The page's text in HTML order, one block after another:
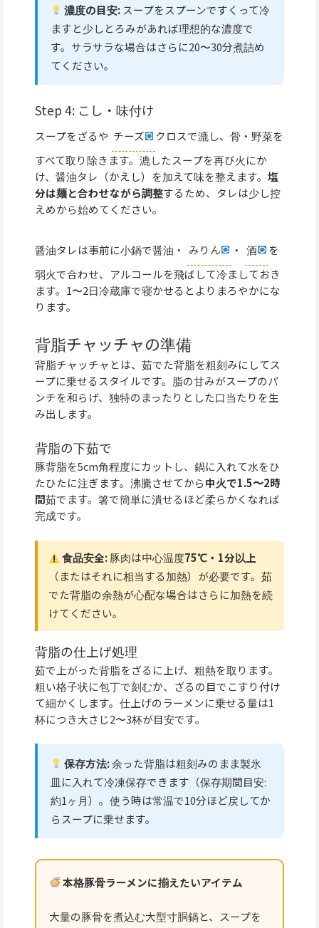
濃度の目安: スープをスプーンですくって冷
ますと少しとろみがあれば理想的な濃度で
す。サラサラな場合はさらに20〜30分煮詰め
てください。
Step 4: こし・味付け
スープをざるや チーズ
クロスで漉し、骨・野菜を
すべて取り除きます。漉したスープを再び火にか
け、醤油タレ（かえし）を加えて味を整えます。 塩
分は麺と合わせながら調整するため、タレは少し控
えめから始めてください。
醤油タレは事前に小鍋で醤油・ みりん ・ 酒
を
弱火で合わせ、アルコールを飛ばして冷ましておき
ます。1〜2日冷蔵庫で寝かせるとよりまろやかにな
ります。
背脂チャッチャの準備
背脂チャッチャとは、茹でた背脂を粗刻みにしてス
ープに乗せるスタイルです。脂の甘みがスープのパ
ンチを和らげ、独特のまったりとした口当たりを生
み出します。
背脂の下茹で
豚背脂を5cm角程度にカットし、鍋に入れて水をひ
たひたに注ぎます。沸騰させてから中火で1.5〜2時
間茹でます。箸で簡単に潰せるほど柔らかくなれば
完成です。
食品安全:豚肉は中心温度75℃・1分以上
（またはそれに相当する加熱）が必要です。茹
でた背脂の余熱が心配な場合はさらに加熱を続
けてください。
背脂の仕上げ処理
茹で上がった背脂をざるに上げ、粗熱を取ります。
粗い格子状に包丁で刻むか、ざるの目でこすり付け
て細かくします。仕上げのラーメンに乗せる量は1
杯につき大さじ2〜3杯が目安です。
保存方法:余った背脂は粗刻みのまま製氷
皿に入れて冷凍保存できます（保存期間目安:
約1ヶ月）。使う時は常温で10分ほど戻してか
らスープに乗せます。
本格豚骨ラーメンに揃えたいアイテム
大量の豚骨を煮込む大型寸胴鍋と、スープを